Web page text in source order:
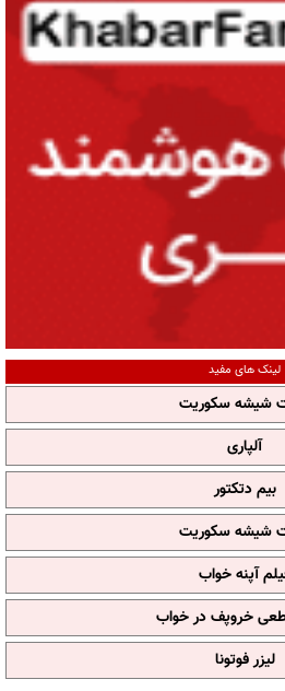
لینک های مفید
شیشه سکوریت
آلپاری
بیم دتکتور
شیشه سکوریت
آپنه خواب
خروپف در خواب
لیزر فوتونا